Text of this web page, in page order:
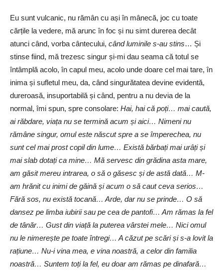
Eu sunt vulcanic, nu rămân cu ași în mânecă, joc cu toate
cărțile la vedere, mă arunc în foc și nu simt durerea decât
atunci când, vorba cântecului, când luminile s-au stins… Și
stinse fiind, mă trezesc singur și-mi dau seama că totul se
întâmplă acolo, în capul meu, acolo unde doare cel mai tare, în
inima și sufletul meu, da, când singurătatea devine evidentă,
dureroasă, insuportabilă și când, pentru a nu devia de la
normal, îmi spun, spre consolare: Hai, hai că poți… mai caută,
ai răbdare, viața nu se termină acum și aici… Nimeni nu
rămâne singur, omul este născut spre a se împerechea, nu
sunt cel mai prost copil din lume… Există bărbați mai urâți și
mai slab dotați ca mine… Mă servesc din grădina asta mare,
am găsit mereu intrarea, o să o găsesc și de astă dată… M-
am hrănit cu inimi de găină și acum o să caut ceva serios…
Fără sos, nu există tocană… Arde, dar nu se prinde… O să
dansez pe limba iubirii sau pe cea de pantofi… Am rămas la fel
de tânăr… Gust din viață la puterea vârstei mele… Nici omul
nu le nimerește pe toate întregi… A căzut pe scări și s-a lovit la
rațiune… Nu-i vina mea, e vina noastră, a celor din familia
noastră… Suntem toți la fel, eu doar am rămas pe dinafară…